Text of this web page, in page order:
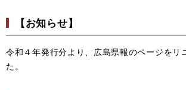
【お知らせ】
令和４年発行分より、広島県報のページをリ
た。